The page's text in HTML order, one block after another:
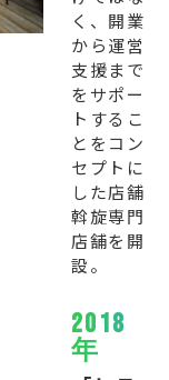
く、開業
から運営
支援まで
をサポー
トするこ
とをコン
セプトに
した店舗
斡旋専門
店舗を開
設。
2018
年